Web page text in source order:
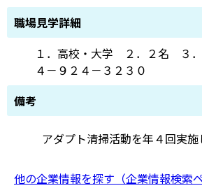
職場見学詳細
１．高校・大学 ２．２名 ３
４－９２４－３２３０
備考
アダプト清掃活動を年４回実
他の企業情報を探す（企業情報検索ペ